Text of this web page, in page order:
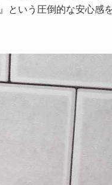
』という圧倒的な安心感